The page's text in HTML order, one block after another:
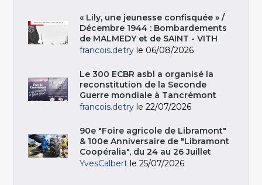
« Lily, une jeunesse confisquée » /
Décembre 1944 : Bombardements
de MALMEDY et de SAINT - VITH
francois.detry le 06/08/2026
Le 300 ECBR asbl a organisé la
reconstitution de la Seconde
Guerre mondiale à Tancrémont
francois.detry le 22/07/2026
90e "Foire agricole de Libramont"
& 100e Anniversaire de "Libramont
Coopéralia", du 24 au 26 Juillet
YvesCalbert le 25/07/2026